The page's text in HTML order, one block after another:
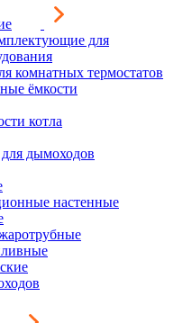
для
комнатных термостатов
ёмкости
котла
дымоходов
настенные